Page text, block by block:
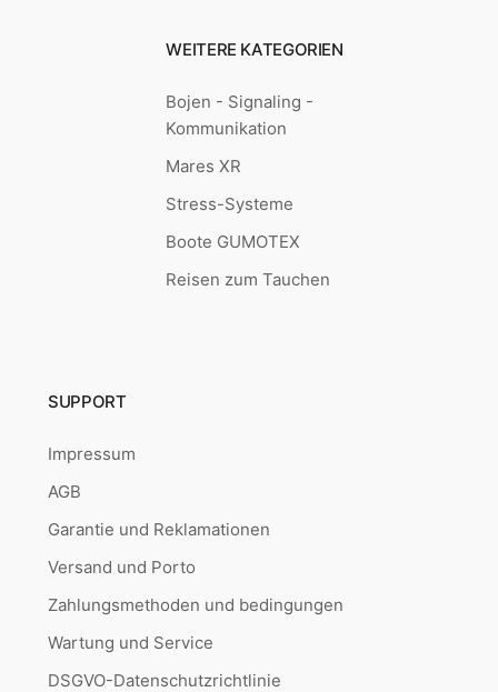
WEITERE KATEGORIEN
Bojen - Signaling -
Kommunikation
Mares XR
Stress-Systeme
Boote GUMOTEX
Reisen zum Tauchen
SUPPORT
Impressum
AGB
Garantie und Reklamationen
Versand und Porto
Zahlungsmethoden und bedingungen
Wartung und Service
DSGVO-Datenschutzrichtlinie